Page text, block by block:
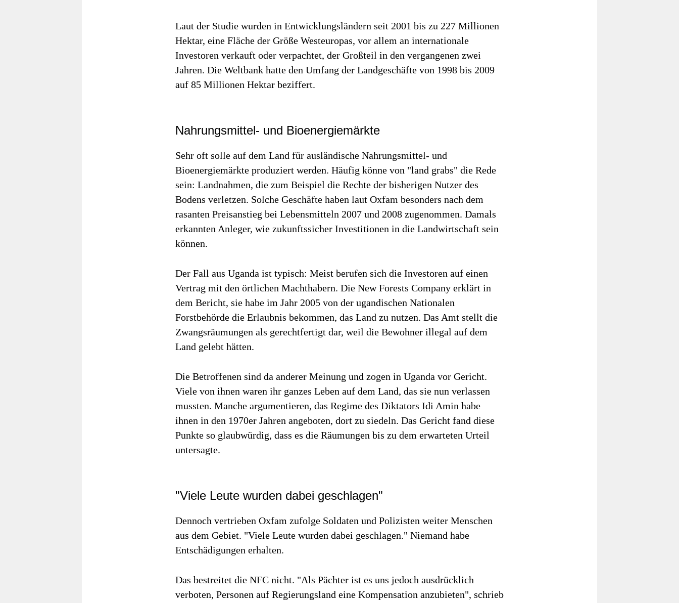
Laut der Studie wurden in Entwicklungsländern seit 2001 bis zu 227 Millionen
Hektar, eine Fläche der Größe Westeuropas, vor allem an internationale
Investoren verkauft oder verpachtet, der Großteil in den vergangenen zwei
Jahren. Die Weltbank hatte den Umfang der Landgeschäfte von 1998 bis 2009
auf 85 Millionen Hektar beziffert.
Nahrungsmittel- und Bioenergiemärkte
Sehr oft solle auf dem Land für ausländische Nahrungsmittel- und
Bioenergiemärkte produziert werden. Häufig könne von "land grabs" die Rede
sein: Landnahmen, die zum Beispiel die Rechte der bisherigen Nutzer des
Bodens verletzen. Solche Geschäfte haben laut Oxfam besonders nach dem
rasanten Preisanstieg bei Lebensmitteln 2007 und 2008 zugenommen. Damals
erkannten Anleger, wie zukunftssicher Investitionen in die Landwirtschaft sein
können.
Der Fall aus Uganda ist typisch: Meist berufen sich die Investoren auf einen
Vertrag mit den örtlichen Machthabern. Die New Forests Company erklärt in
dem Bericht, sie habe im Jahr 2005 von der ugandischen Nationalen
Forstbehörde die Erlaubnis bekommen, das Land zu nutzen. Das Amt stellt die
Zwangsräumungen als gerechtfertigt dar, weil die Bewohner illegal auf dem
Land gelebt hätten.
Die Betroffenen sind da anderer Meinung und zogen in Uganda vor Gericht.
Viele von ihnen waren ihr ganzes Leben auf dem Land, das sie nun verlassen
mussten. Manche argumentieren, das Regime des Diktators Idi Amin habe
ihnen in den 1970er Jahren angeboten, dort zu siedeln. Das Gericht fand diese
Punkte so glaubwürdig, dass es die Räumungen bis zu dem erwarteten Urteil
untersagte.
"Viele Leute wurden dabei geschlagen"
Dennoch vertrieben Oxfam zufolge Soldaten und Polizisten weiter Menschen
aus dem Gebiet. "Viele Leute wurden dabei geschlagen." Niemand habe
Entschädigungen erhalten.
Das bestreitet die NFC nicht. "Als Pächter ist es uns jedoch ausdrücklich
verboten, Personen auf Regierungsland eine Kompensation anzubieten", schrieb